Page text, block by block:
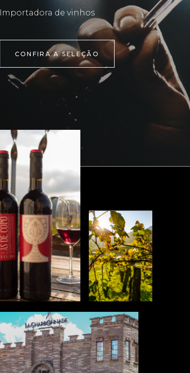
Importadora de vinhos
CONFIRA A SELEÇÃO